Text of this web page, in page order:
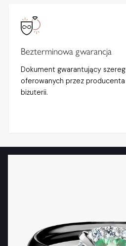
Bezterminowa gwarancja
Dokument gwarantujący
oferowanych przez
biżuterii.